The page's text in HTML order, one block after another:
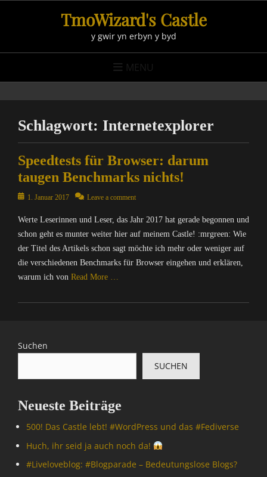
TmoWizard's Castle
y gwir yn erbyn y byd
MENU
Schlagwort: Internetexplorer
Speedtests für Browser: darum
taugen Benchmarks nichts!
Posted1. Januar 2017 Leave a comment
Werte Leserinnen und Leser, das Jahr 2017 hat gerade begonnen und
schon geht es munter weiter hier auf meinem Castle! :mrgreen: Wie
der Titel des Artikels schon sagt möchte ich mehr oder weniger auf
die verschiedenen Benchmarks für Browser eingehen und erklären,
warum ich von Read More …
Categories
p
t
r
I
e
Suchen
SUCHEN
Neueste Beiträge
500! Das Castle lebt! #WordPress und das #Fediverse
Huch, ihr seid ja auch noch da!
#Livelove­blog: #Blogparade – Bedeutungslose Blogs?